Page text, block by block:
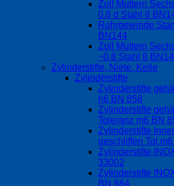
Zoll Muttern
0.8 d Stahl 8
Rohrgewinde
BN144
Zoll Muttern
~0.8 Stahl 8
Zylinderstifte, Niete, Keile
Zylinderstifte
Zylinderstifte
h6 BN 858
Zylinderstifte
Toleranz m6 BN
Zylinderstifte
geschliffen
Zylinderstifte
33002
Zylinderstifte
BN 684